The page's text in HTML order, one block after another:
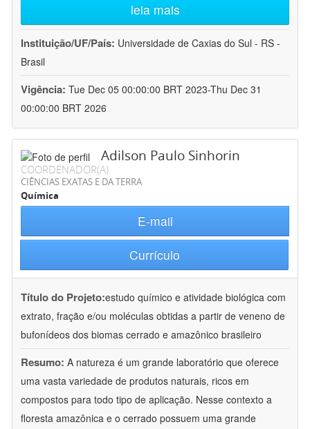
leia mais
Instituição/UF/País: Universidade de Caxias do Sul - RS -
Brasil
Vigência: Tue Dec 05 00:00:00 BRT 2023-Thu Dec 31
00:00:00 BRT 2026
Adilson Paulo Sinhorin
COORDENADOR(A)
CIÊNCIAS EXATAS E DA TERRA
Química
E-mail
Currículo
Título do Projeto:estudo químico e atividade biológica com
extrato, fração e/ou moléculas obtidas a partir de veneno de
bufonídeos dos biomas cerrado e amazônico brasileiro
Resumo: A natureza é um grande laboratório que oferece
uma vasta variedade de produtos naturais, ricos em
compostos para todo tipo de aplicação. Nesse contexto a
floresta amazônica e o cerrado possuem uma grande